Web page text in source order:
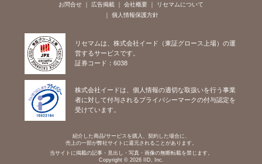
お問合せ 広告掲載 会社概要
リセマムについて
個人情報保護方針
リセマムは、株式会社イード（東証グロース上場）の運
営するサービスです。
証券コード：6038
株式会社イードは、個人情報の適切な取扱いを行う事業
者に対して付与されるプライバシーマークの付与認定を
受けています。
紹介した商品/サービスを購入、契約した場合に、
売上の一部が弊社サイトに還元されることがあります。
当サイトに掲載の記事・見出し・写真・画像の無断転載を禁じます。
Copyright © 2026 IID, Inc.